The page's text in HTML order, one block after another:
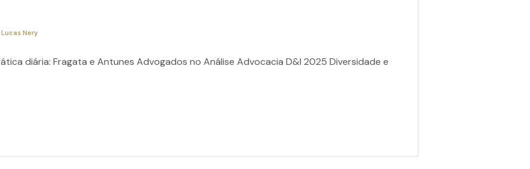
Lucas Nery
diária: Fragata e Antunes Advogados no Análise Advocacia D&I 2025 Diversidade e